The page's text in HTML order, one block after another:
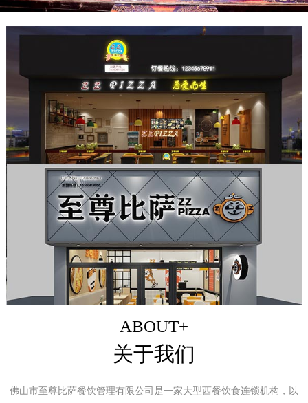
ABOUT+
关于我们
佛山市至尊比萨餐饮管理有限公司是一家大型西餐饮食连锁机构，以